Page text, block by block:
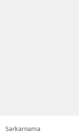
Sarkarnama